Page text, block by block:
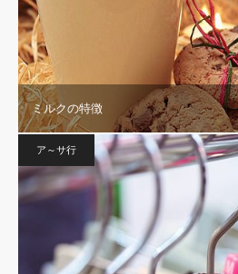
ミルクの特徴
ア～サ行